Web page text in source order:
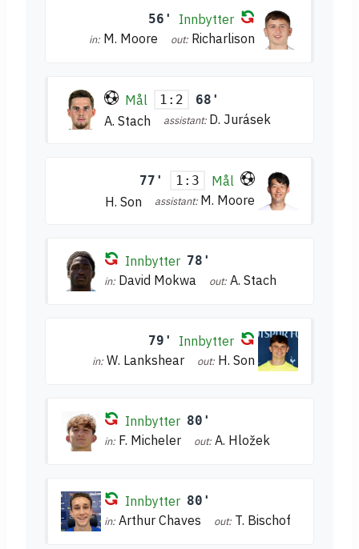
56' Innbytter
in: M. Moore out: Richarlison
Mål 1:2 68'
A. Stach assistant: D. Jurásek
77' 1:3
Mål
H. Son
assistant: M. Moore
Innbytter 78'
in: David Mokwa out: A. Stach
79' Innbytter
in: W. Lankshear out: H. Son
Innbytter 80'
in: F. Micheler out: A. Hložek
Innbytter 80'
in: Arthur Chaves out: T. Bischof